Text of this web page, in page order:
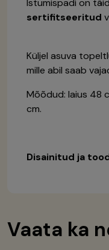
sertifitseeritud
Küljel asuva
mille abil saab
Mõõdud: laius 48
cm.
Disainitud ja
Vaata ka